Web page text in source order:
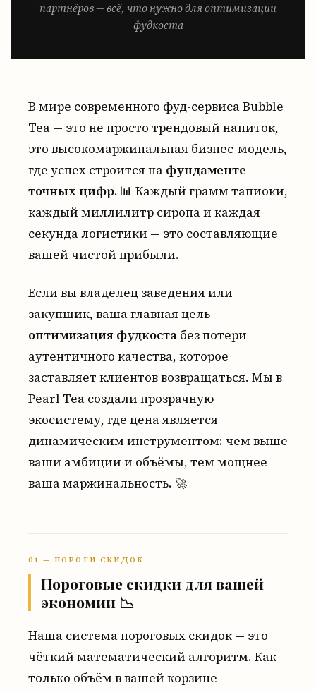
партнёров — всё, что нужно для оптимизации
фудкоста
В мире современного фуд-сервиса Bubble
Tea — это не просто трендовый напиток,
это высокомаржинальная бизнес-модель,
где успех строится на фундаменте
точных цифр. 📊 Каждый грамм тапиоки,
каждый миллилитр сиропа и каждая
секунда логистики — это составляющие
вашей чистой прибыли.
Если вы владелец заведения или
закупщик, ваша главная цель —
оптимизация фудкоста без потери
аутентичного качества, которое
заставляет клиентов возвращаться. Мы в
Pearl Tea создали прозрачную
экосистему, где цена является
динамическим инструментом: чем выше
ваши амбиции и объёмы, тем мощнее
ваша маржинальность. 🚀
01 — ПОРОГИ СКИДОК
Пороговые скидки для вашей
экономии 📉
Наша система пороговых скидок — это
чёткий математический алгоритм. Как
только объём в вашей корзине